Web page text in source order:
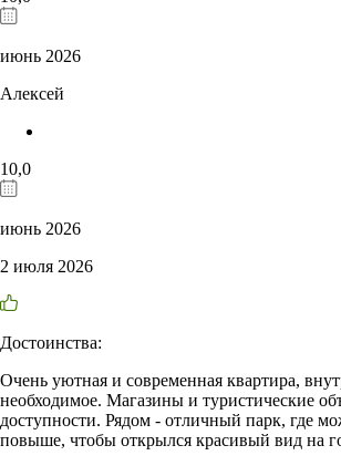
июнь 2026
Алексей
10,0
июнь 2026
2 июля 2026
Достоинства:
Очень уютная и современная квартира,
необходимое. Магазины и туристические
доступности. Рядом - отличный парк, где
повыше, чтобы открылся красивый вид на